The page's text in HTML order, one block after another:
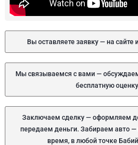
Вы оставляете заявку — на сайте
Мы связываемся с вами —
бесплатную
Заключаем сделку — оформляем
передаем деньги. Забираем авто —
время, в любой точке